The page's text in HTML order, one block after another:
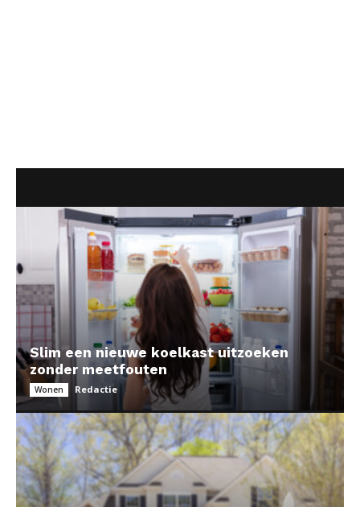
Slim een nieuwe koelkast uitzoeken
zonder meetfouten
Wonen Redactie